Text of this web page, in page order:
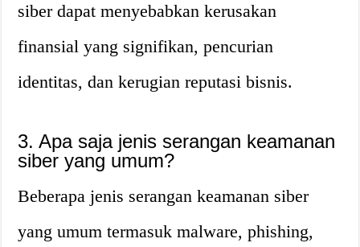
siber dapat menyebabkan kerusakan
finansial yang signifikan, pencurian
identitas, dan kerugian reputasi bisnis.
3. Apa saja jenis serangan keamanan
siber yang umum?
Beberapa jenis serangan keamanan siber
yang umum termasuk malware, phishing,